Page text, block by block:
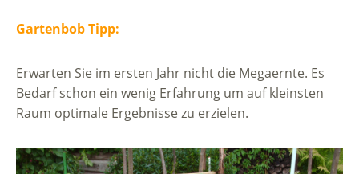
Gartenbob Tipp:
Erwarten Sie im ersten Jahr nicht die Megaernte. Es
Bedarf schon ein wenig Erfahrung um auf kleinsten
Raum optimale Ergebnisse zu erzielen.